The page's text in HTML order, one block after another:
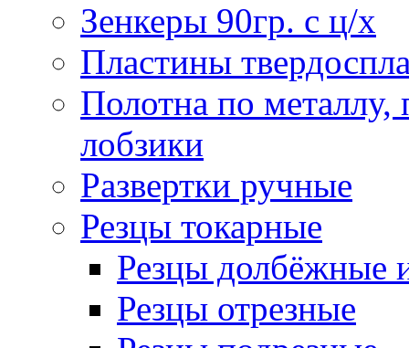
Зенкеры 90гр. с ц/х
Пластины
Полотна по
лобзики
Развертки ручные
Резцы токарные
Резцы долбёжные
Резцы отрезные